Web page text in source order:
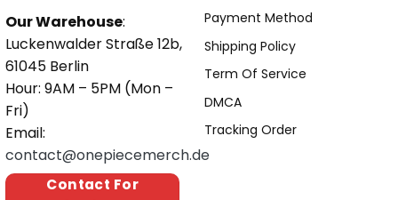
Our Warehouse:
Luckenwalder Straße 12b,
61045 Berlin
Hour: 9AM – 5PM (Mon –
Fri)
Email:
contact@onepiecemerch.de
Contact For
Payment Method
Shipping Policy
Term Of Service
DMCA
Tracking Order